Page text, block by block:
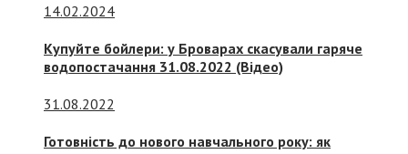
14.02.2024
Купуйте бойлери: у Броварах скасували гаряче
водопостачання 31.08.2022 (Відео)
31.08.2022
Готовність до нового навчального року: як